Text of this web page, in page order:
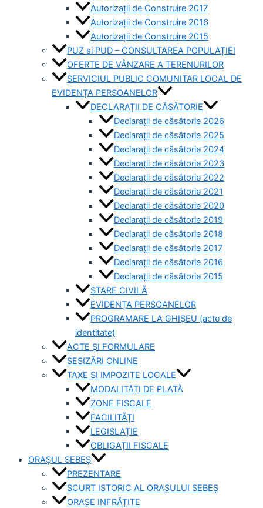
Autorizaţii de Construire 2017
Autorizaţii de Construire 2016
Autorizaţii de Construire 2015
PUZ si PUD – CONSULTAREA POPULAȚIEI
OFERTE DE VÂNZARE A TERENURILOR
SERVICIUL PUBLIC COMUNITAR LOCAL DE
EVIDENȚA PERSOANELOR
DECLARAȚII DE CĂSĂTORIE
Declarații de căsătorie 2026
Declarații de căsătorie 2025
Declarații de căsătorie 2024
Declarații de căsătorie 2023
Declarații de căsătorie 2022
Declarații de căsătorie 2021
Declarații de căsătorie 2020
Declarații de căsătorie 2019
Declarații de căsătorie 2018
Declarații de căsătorie 2017
Declarații de căsătorie 2016
Declarații de căsătorie 2015
STARE CIVILĂ
EVIDENȚA PERSOANELOR
PROGRAMARE LA GHIȘEU (acte de
identitate)
ACTE ȘI FORMULARE
SESIZĂRI ONLINE
TAXE ȘI IMPOZITE LOCALE
MODALITĂȚI DE PLATĂ
ZONE FISCALE
FACILITĂȚI
LEGISLAȚIE
OBLIGAȚII FISCALE
ORAȘUL SEBEȘ
PREZENTARE
SCURT ISTORIC AL ORAȘULUI SEBEȘ
ORAȘE INFRĂȚITE